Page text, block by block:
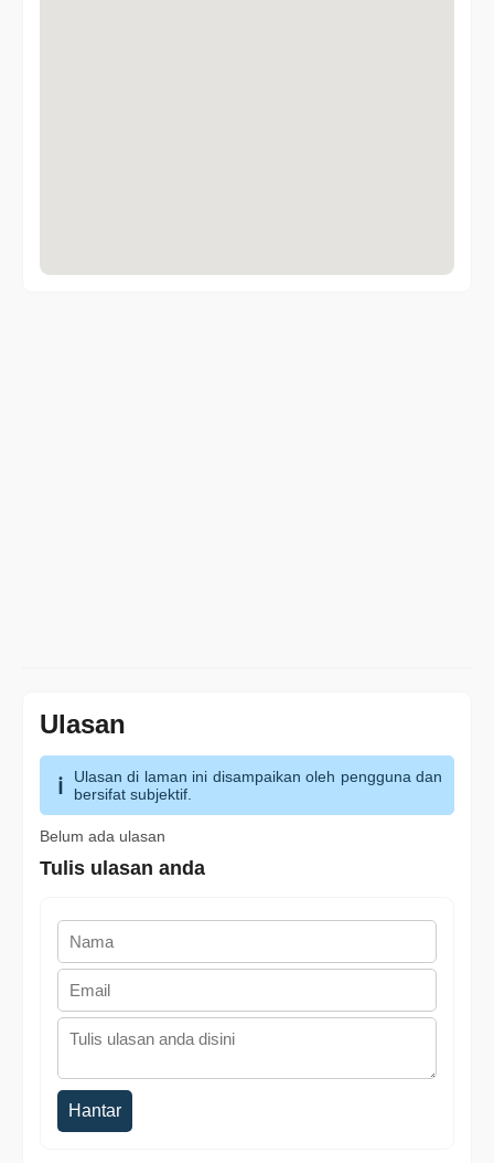
Ulasan
Ulasan di laman ini disampaikan oleh pengguna dan
bersifat subjektif.
Belum ada ulasan
Tulis ulasan anda
Hantar